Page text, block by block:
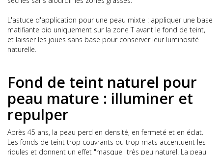
L'astuce d'application pour une peau mixte : appliquer une base
matifiante bio uniquement sur la zone T avant le fond de teint,
et laisser les joues sans base pour conserver leur luminosité
naturelle.
Fond de teint naturel pour
peau mature : illuminer et
repulper
Après 45 ans, la peau perd en densité, en fermeté et en éclat.
Les fonds de teint trop couvrants ou trop mats accentuent les
ridules et donnent un effet "masque" très peu naturel. La peau